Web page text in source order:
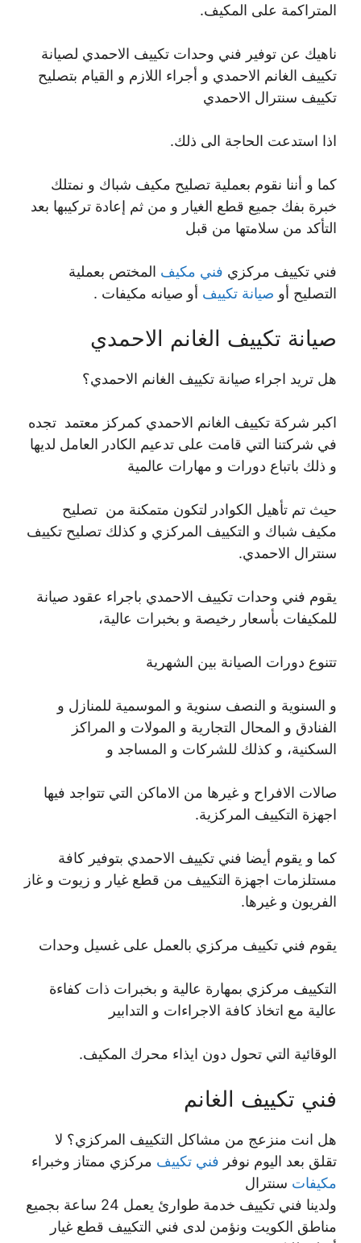
المتراكمة على المكيف.
ناهيك عن توفير فني وحدات تكييف الاحمدي لصيانة
تكييف الغانم الاحمدي و أجراء اللازم و القيام بتصليح
تكييف سنترال الاحمدي
اذا استدعت الحاجة الى ذلك.
كما و أننا نقوم بعملية تصليح مكيف شباك و نمتلك
خبرة بفك جميع قطع الغيار و من ثم إعادة تركيبها بعد
التأكد من سلامتها من قبل
فني تكييف مركزي فني مكيف المختص بعملية
التصليح أو صيانة تكييف أو صيانه مكيفات .
صيانة تكييف الغانم الاحمدي
هل تريد اجراء صيانة تكييف الغانم الاحمدي؟
اكبر شركة تكييف الغانم الاحمدي كمركز معتمد تجده
في شركتنا التي قامت على تدعيم الكادر العامل لديها
و ذلك باتباع دورات و مهارات عالمية
حيث تم تأهيل الكوادر لتكون متمكنة من تصليح
مكيف شباك و التكييف المركزي و كذلك تصليح تكييف
سنترال الاحمدي.
يقوم فني وحدات تكييف الاحمدي باجراء عقود صيانة
للمكيفات بأسعار رخيصة و بخبرات عالية،
تتنوع دورات الصيانة بين الشهرية
و السنوية و النصف سنوية و الموسمية للمنازل و
الفنادق و المحال التجارية و المولات و المراكز
السكنية، و كذلك للشركات و المساجد و
صالات الافراح و غيرها من الاماكن التي تتواجد فيها
اجهزة التكييف المركزية.
كما و يقوم أيضا فني تكييف الاحمدي بتوفير كافة
مستلزمات اجهزة التكييف من قطع غيار و زيوت و غاز
الفريون و غيرها.
يقوم فني تكييف مركزي بالعمل على غسيل وحدات
التكييف مركزي بمهارة عالية و بخبرات ذات كفاءة
عالية مع اتخاذ كافة الاجراءات و التدابير
الوقائية التي تحول دون ايذاء محرك المكيف.
فني تكييف الغانم
هل انت منزعج من مشاكل التكييف المركزي؟ لا
تقلق بعد اليوم نوفر فني تكييف مركزي ممتاز وخبراء
مكيفات سنترال
ولدينا فني تكييف خدمة طوارئ يعمل 24 ساعة بجميع
مناطق الكويت ونؤمن لدى فني التكييف قطع غيار